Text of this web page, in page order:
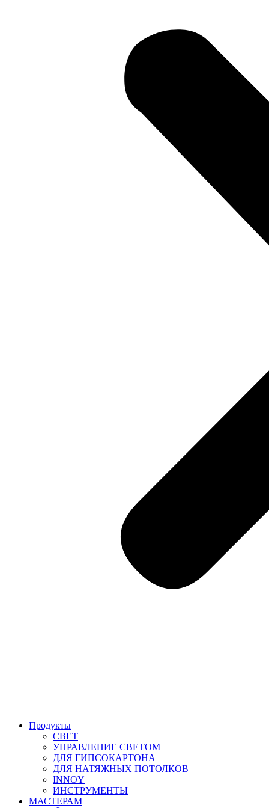
Продукты
СВЕТ
УПРАВЛЕНИЕ СВЕТОМ
ДЛЯ ГИПСОКАРТОНА
ДЛЯ НАТЯЖНЫХ ПОТОЛКОВ
INNOY
ИНСТРУМЕНТЫ
МАСТЕРАМ